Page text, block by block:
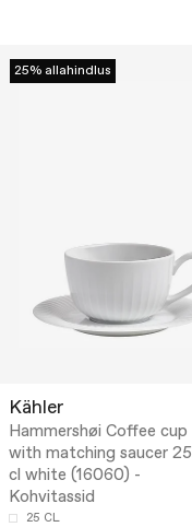
25% allahindlus
Kähler
Hammershøi Coffee cup
with matching saucer 25
cl white (16060) -
Kohvitassid
25 CL